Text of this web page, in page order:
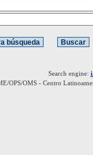
Search engine:
OPS/OMS - Centro